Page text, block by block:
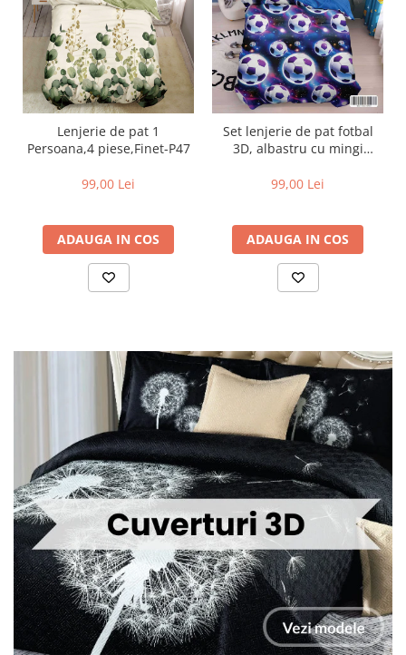
Lenjerie de pat 1
Persoana,4 piese,Finet-P47
99,00 Lei
ADAUGA IN COS
Set lenjerie de pat fotbal
3D, albastru cu mingi
99,00 Lei
ADAUGA IN COS